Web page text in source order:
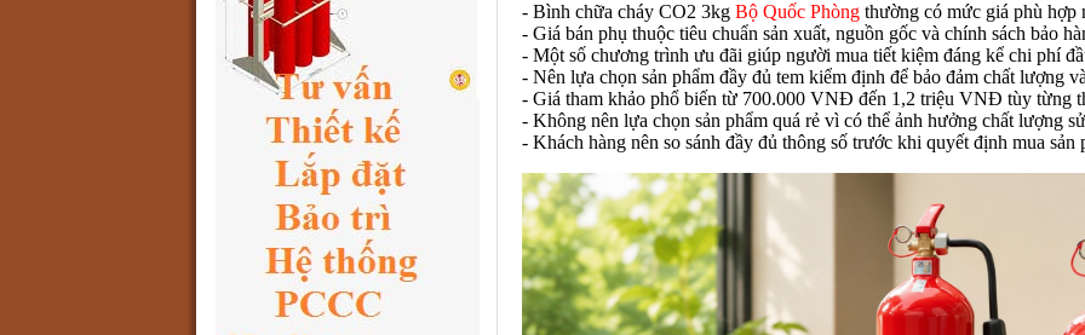
- Bình chữa cháy CO2 3kg Bộ Quốc Phòng thường có mức giá phù hợp
- Giá bán phụ thuộc tiêu chuẩn sản xuất, nguồn gốc và chính sách bảo
- Một số chương trình ưu đãi giúp người mua tiết kiệm đáng kể chi phí
- Nên lựa chọn sản phẩm đầy đủ tem kiểm định để bảo đảm chất lượng
- Giá tham khảo phổ biến từ 700.000 VNĐ đến 1,2 triệu VNĐ tùy từng
- Không nên lựa chọn sản phẩm quá rẻ vì có thể ảnh hưởng chất lượng
- Khách hàng nên so sánh đầy đủ thông số trước khi quyết định mua sản